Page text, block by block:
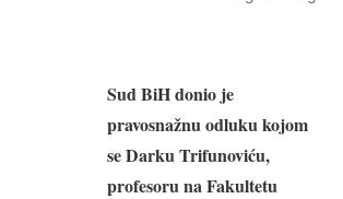
Sud BiH donio je
pravosnažnu odluku kojom
se Darku Trifunoviću,
profesoru na Fakultetu